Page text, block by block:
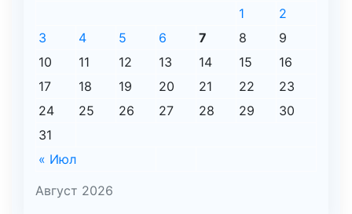
Август 2026
« Июл
1
2
3
4 5 6 7 8
9
10
11 12 13 14 15
16
17
18 19 20 21 22
23
24
25 26 27 28 29
30
31